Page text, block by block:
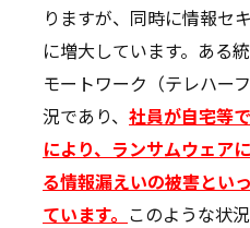
りますが、同時に情報セ
に増大しています。ある
モートワーク（テレハー
況であり、 社員が自宅等
により、ランサムウェア
る情報漏えいの被害とい
ています。 このような状